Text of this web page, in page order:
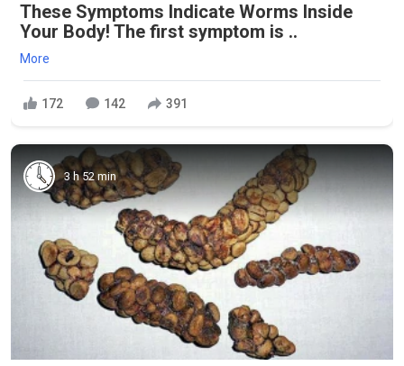
These Symptoms Indicate Worms Inside
Your Body! The first symptom is ..
More
172 142 391
3 h 52 min